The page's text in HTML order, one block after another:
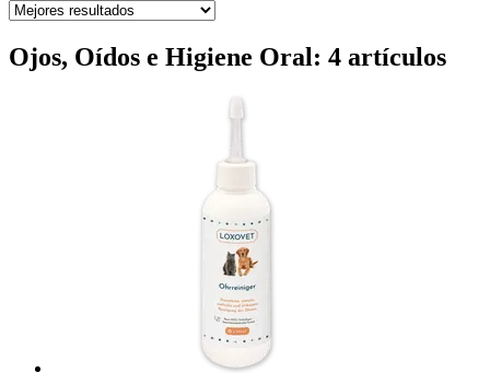
Ojos, Oídos e Higiene Oral: 4 artículos